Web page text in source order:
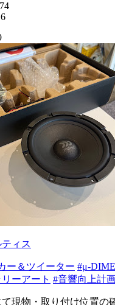
74
ィス
ー＆ツイーター #μ-
ーアート #音響向上計
現物・取り付け位置の